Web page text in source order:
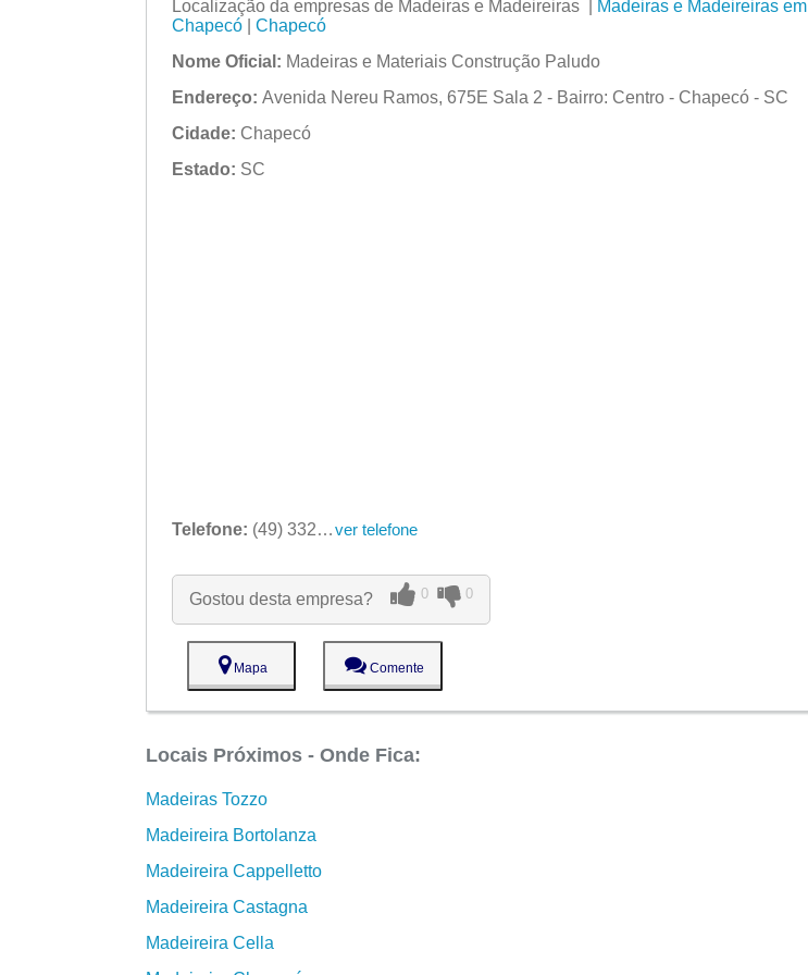
Localização da empresas de Madeiras e Madeireiras |
Madeiras e Madeireiras em
Chapecó| Chapecó
Nome Oficial: Madeiras e Materiais Construção Paludo
Endereço: Avenida Nereu Ramos, 675E Sala 2 - Bairro: Centro - Chapecó - SC
Cidade: Chapecó
Estado: SC
Telefone: (49) 3328-7421 ver telefone
Gostou desta empresa? 0 0
Mapa Comente
Locais Próximos - Onde Fica:
Madeiras Tozzo
Madeireira Bortolanza
Madeireira Cappelletto
Madeireira Castagna
Madeireira Cella